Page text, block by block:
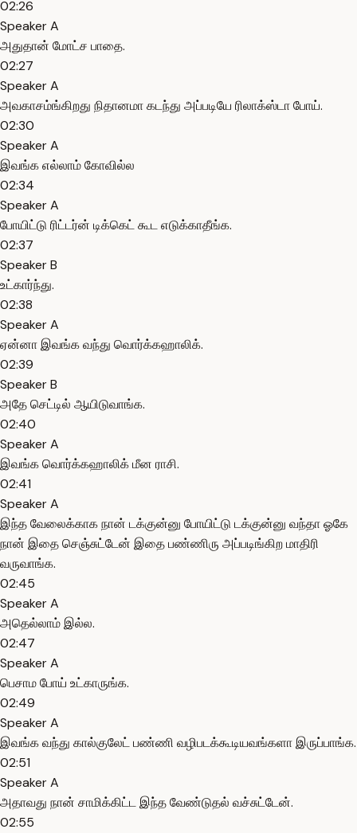
02:26
Speaker A
அதுதான் மோட்ச பாதை.
02:27
Speaker A
அவகாசம்ங்கிறது நிதானமா கடந்து அப்படியே ரிலாக்ஸ்டா போய்.
02:30
Speaker A
இவங்க எல்லாம் கோவில்ல
02:34
Speaker A
போயிட்டு ரிட்டர்ன் டிக்கெட் கூட எடுக்காதீங்க.
02:37
Speaker B
உட்கார்ந்து.
02:38
Speaker A
ஏன்னா இவங்க வந்து வொர்க்கஹாலிக்.
02:39
Speaker B
அதே செட்டில் ஆயிடுவாங்க.
02:40
Speaker A
இவங்க வொர்க்கஹாலிக் மீன ராசி.
02:41
Speaker A
இந்த வேலைக்காக நான் டக்குன்னு போயிட்டு டக்குன்னு வந்தா ஓகே
நான் இதை செஞ்சுட்டேன் இதை பண்ணிரு அப்படிங்கிற மாதிரி
வருவாங்க.
02:45
Speaker A
அதெல்லாம் இல்ல.
02:47
Speaker A
பெசாம போய் உட்காருங்க.
02:49
Speaker A
இவங்க வந்து கால்குலேட் பண்ணி வழிபடக்கூடியவங்களா இருப்பாங்க.
02:51
Speaker A
அதாவது நான் சாமிக்கிட்ட இந்த வேண்டுதல் வச்சுட்டேன்.
02:55